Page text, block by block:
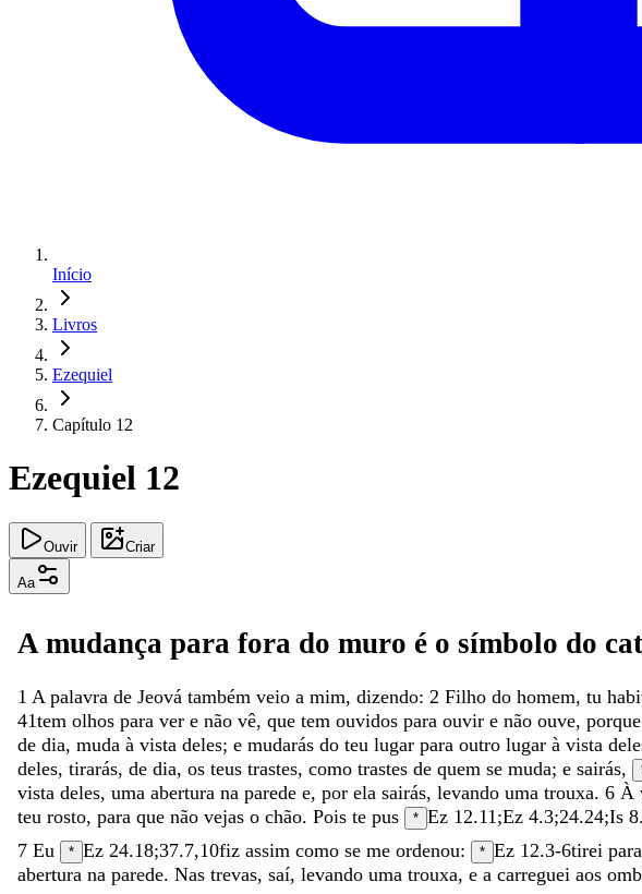
Início
Livros
Ezequiel
Capítulo 12
Ezequiel 12
Ouvir Criar
Aa
A mudança para fora do muro é o símbolo do
1 A palavra de Jeová também veio a mim, dizendo: 2 Filho do homem, tu
41tem olhos para ver e não vê, que tem ouvidos para ouvir e não ouve, porque
de dia, muda à vista deles; e mudarás do teu lugar para outro lugar à vista
deles, tirarás, de dia, os teus trastes, como trastes de quem se muda; e sairás,
vista deles, uma abertura na parede e, por ela sairás, levando uma trouxa. 6 À
teu rosto, para que não vejas o chão. Pois te pus * Ez 12.11 ;Ez 4.3;24.24;Is
7 Eu * Ez 24.18;37.7,10fiz assim como se me ordenou: * Ez 12.3-6tirei para
abertura na parede. Nas trevas, saí, levando uma trouxa, e a carreguei aos